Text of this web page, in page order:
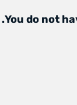
You do not